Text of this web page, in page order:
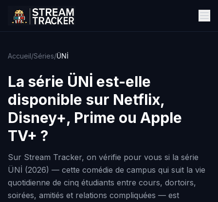
Accueil/Séries/ÜNİ
La série ÜNİ est-elle
disponible sur Netflix,
Disney+, Prime ou Apple
TV+ ?
Sur Stream Tracker, on vérifie pour vous si la série
ÜNİ (2026) — cette comédie de campus qui suit la vie
quotidienne de cinq étudiants entre cours, dortoirs,
soirées, amitiés et relations compliquées — est